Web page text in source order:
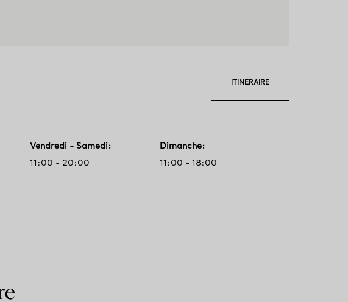
ITINÉRAIRE
Vendredi - Samedi:
11:00 - 20:00
Dimanche:
11:00 - 18:00